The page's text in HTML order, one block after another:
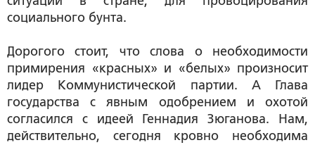
социального бунта.
Дорогого стоит, что слова о необходимости
примирения «красных» и «белых» произносит
лидер Коммунистической партии. А Глава
государства с явным одобрением и охотой
согласился с идеей Геннадия Зюганова. Нам,
действительно, сегодня кровно необходима